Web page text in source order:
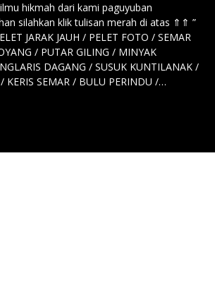
hikmah dari kami paguyuban
silahkan klik tulisan merah di atas ⇑⇑ ”
JARAK JAUH / PELET FOTO / SEMAR
/ PUTAR GILING / MINYAK
DAGANG / SUSUK KUNTILANAK /
KERIS SEMAR / BULU PERINDU /…